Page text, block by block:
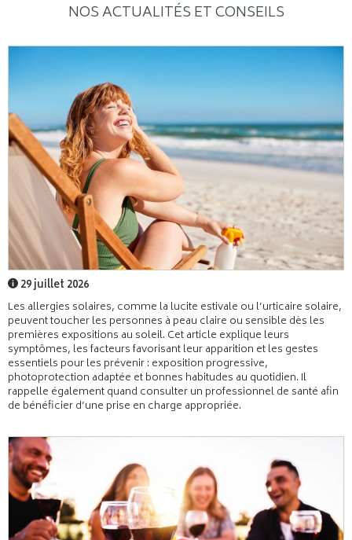
NOS ACTUALITÉS ET CONSEILS
29 juillet 2026
Les allergies solaires, comme la lucite estivale ou l’urticaire solaire,
peuvent toucher les personnes à peau claire ou sensible dès les
premières expositions au soleil. Cet article explique leurs
symptômes, les facteurs favorisant leur apparition et les gestes
essentiels pour les prévenir : exposition progressive,
photoprotection adaptée et bonnes habitudes au quotidien. Il
rappelle également quand consulter un professionnel de santé afin
de bénéficier d’une prise en charge appropriée.